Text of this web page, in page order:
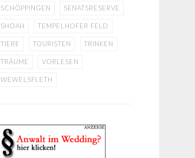
SCHÖPPINGEN SENATSRESERVE
SHOAH TEMPELHOFER FELD
TIERE TOURISTEN TRINKEN
TRÄUME VORLESEN
WEWELSFLETH